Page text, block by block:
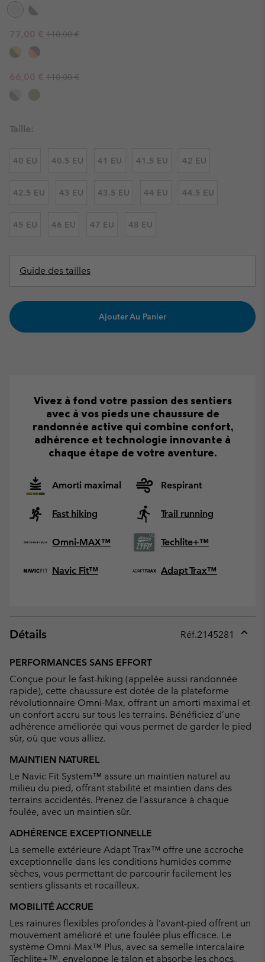
Sale price:
77,00 € Regular price:
110,00 €
Sale price:
66,00 € Regular price:
110,00 €
Taille:
40 EU 40.5 EU 41 EU 41.5 EU 42 EU
42.5 EU 43 EU 43.5 EU 44 EU 44.5 EU
45 EU 46 EU 47 EU 48 EU
Guide des tailles
Ajouter Au Panier
Vivez à fond votre passion des sentiers
avec à vos pieds une chaussure de
randonnée active qui combine confort,
adhérence et technologie innovante à
chaque étape de votre aventure.
Amorti maximal Respirant
Fast hiking Trail running
Omni-MAX™ Techlite+™
Navic Fit™ Adapt Trax™
Détails Réf.2145281
PERFORMANCES SANS EFFORT
Conçue pour le fast-hiking (appelée aussi randonnée
rapide), cette chaussure est dotée de la plateforme
révolutionnaire Omni-Max, offrant un amorti maximal et
un confort accru sur tous les terrains. Bénéficiez d’une
adhérence améliorée qui vous permet de garder le pied
sûr, où que vous alliez.
MAINTIEN NATUREL
Le Navic Fit System™ assure un maintien naturel au
milieu du pied, offrant stabilité et maintien dans des
terrains accidentés. Prenez de l’assurance à chaque
foulée, avec un maintien sûr.
ADHÉRENCE EXCEPTIONNELLE
La semelle extérieure Adapt Trax™ offre une accroche
exceptionnelle dans les conditions humides comme
sèches, vous permettant de parcourir facilement les
sentiers glissants et rocailleux.
MOBILITÉ ACCRUE
Les rainures flexibles profondes à l’avant-pied offrent un
mouvement amélioré et une foulée plus efficace. Le
système Omni-Max™ Plus, avec sa semelle intercalaire
Techlite+™, enveloppe le talon et absorbe les chocs,